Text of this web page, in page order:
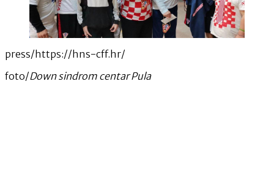
press/https://hns-cff.hr/
foto/Down sindrom centar Pula